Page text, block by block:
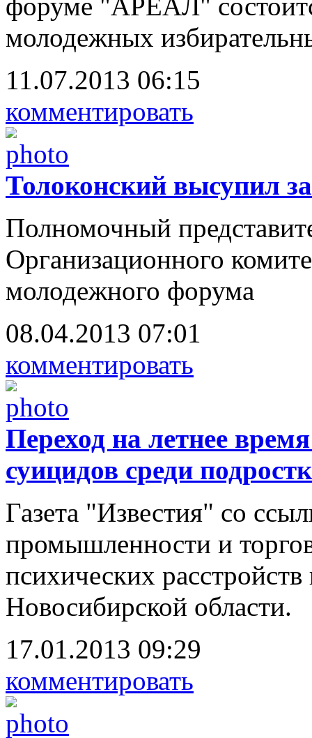
молодежных
11.07.2013 06:15
комментировать
Толоконский высупил
Полномочный
Организационного
молодежного форума
08.04.2013 07:01
комментировать
Переход на летнее
суицидов среди
Газета "Известия" со
промышленности и
психических
Новосибирской области.
17.01.2013 09:29
комментировать